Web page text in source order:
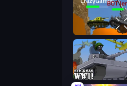
Plated Glory
Stickman WW2